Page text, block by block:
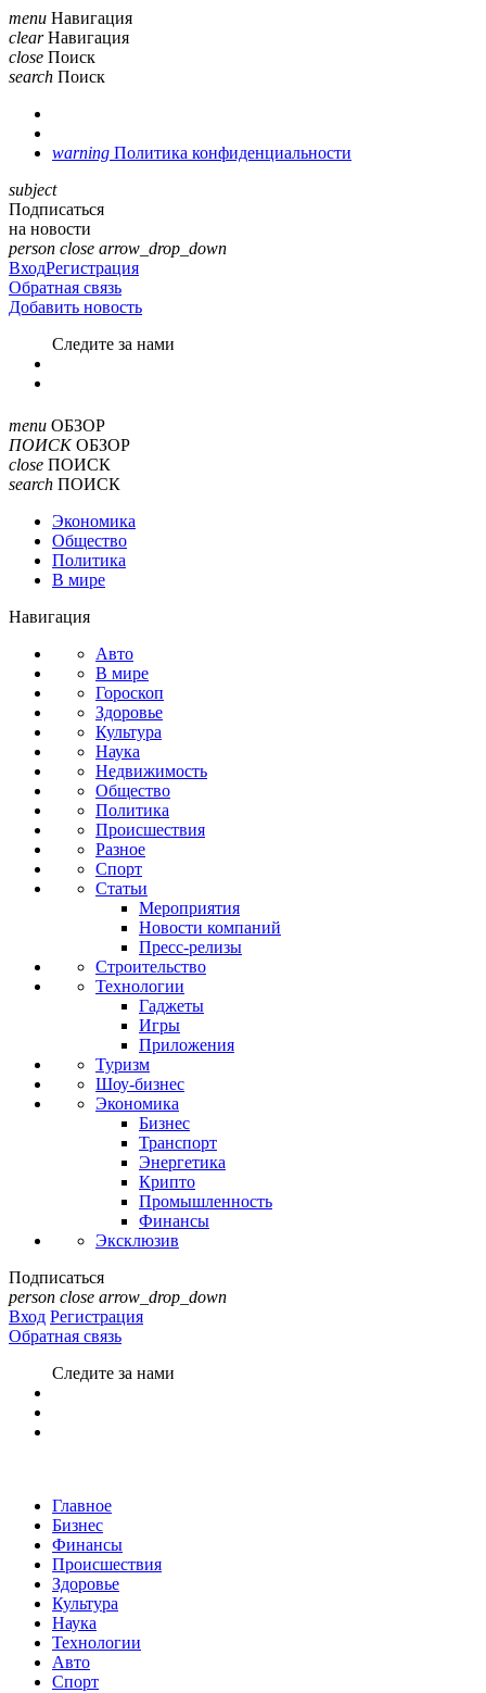
menu Навигация
clear Навигация
close Поиск
search Поиск
warning Политика конфиденциальности
subject
Подписаться
на новости
person close arrow_drop_down
ВходРегистрация
Обратная связь
Добавить новость
Cледите за нами
menu ОБЗОР
ПОИСК ОБЗОР
close ПОИСК
search ПОИСК
Экономика
Общество
Политика
В мире
Навигация
Авто
В мире
Гороскоп
Здоровье
Культура
Наука
Недвижимость
Общество
Политика
Происшествия
Разное
Спорт
Статьи
Мероприятия
Новости компаний
Пресс-релизы
Строительство
Технологии
Гаджеты
Игры
Приложения
Туризм
Шоу-бизнес
Экономика
Бизнес
Транспорт
Энергетика
Крипто
Промышленность
Финансы
Эксклюзив
Подписаться
person close arrow_drop_down
Вход Регистрация
Обратная связь
Следите за нами
Главное
Бизнес
Финансы
Происшествия
Здоровье
Культура
Наука
Технологии
Авто
Спорт